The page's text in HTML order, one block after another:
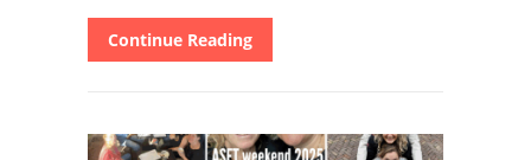
Continue Reading